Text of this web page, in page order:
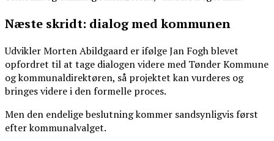
Næste skridt: dialog med kommunen
Udvikler Morten Abildgaard er ifølge Jan Fogh blevet
opfordret til at tage dialogen videre med Tønder Kommune
og kommunaldirektøren, så projektet kan vurderes og
bringes videre i den formelle proces.
Men den endelige beslutning kommer sandsynligvis først
efter kommunalvalget.